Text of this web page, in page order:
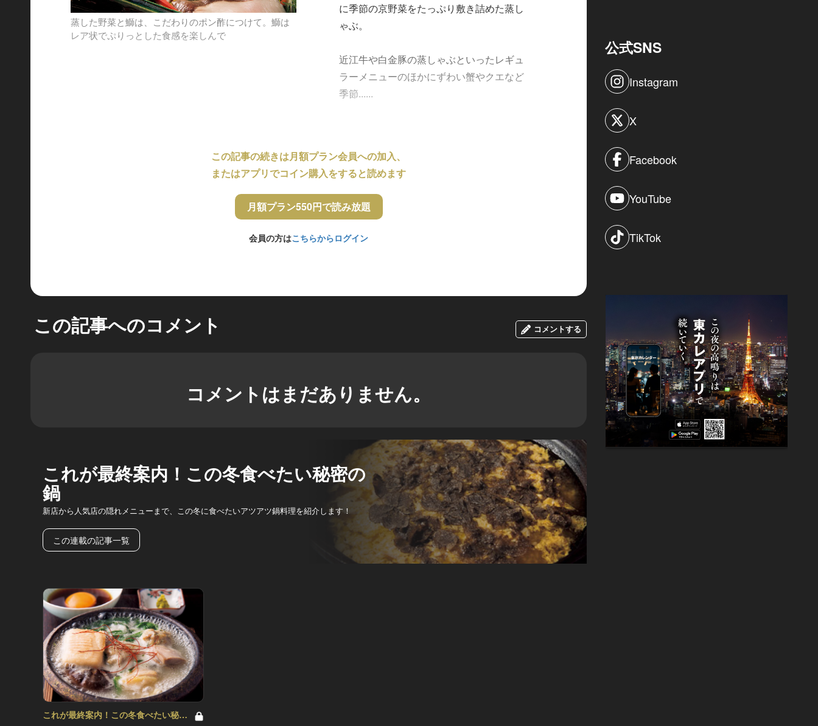
蒸した野菜と鰤は、こだわりのポン酢につけて。鰤は
レア状でぷりっとした食感を楽しんで
に季節の京野菜をたっぷり敷き詰めた蒸し
ゃぶ。
近江牛や白金豚の蒸しゃぶといったレギュ
ラーメニューのほかにずわい蟹やクエなど
季節......
この記事の続きは月額プラン会員への加入、
またはアプリでコイン購入をすると読めます
月額プラン550円で読み放題
会員の方はこちらからログイン
この記事へのコメント コメントする
コメントはまだありません。
これが最終案内！この冬食べたい秘密の
鍋
新店から人気店の隠れメニューまで、この冬に食べたいアツアツ鍋料理を紹介します！
この連載の記事一覧
これが最終案内！この冬食べたい秘密
公式SNS
Instagram
X
Facebook
YouTube
TikTok